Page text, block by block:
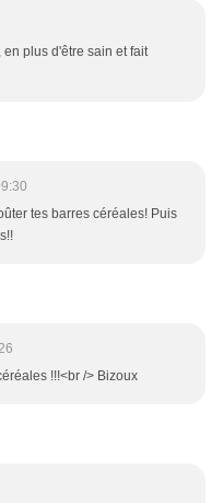
plus d'être sain et fait
tes barres céréales! Puis
!!!<br /> Bizoux